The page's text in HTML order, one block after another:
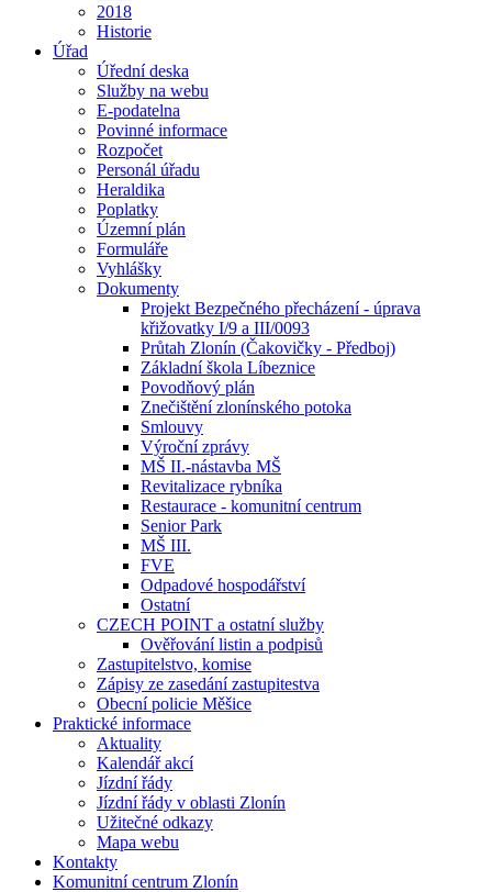
2018
Historie
Úřad
Úřední deska
Služby na webu
E-podatelna
Povinné informace
Rozpočet
Personál úřadu
Heraldika
Poplatky
Územní plán
Formuláře
Vyhlášky
Dokumenty
Projekt Bezpečného přecházení - úprava
křižovatky I/9 a III/0093
Průtah Zlonín (Čakovičky - Předboj)
Základní škola Líbeznice
Povodňový plán
Znečištění zlonínského potoka
Smlouvy
Výroční zprávy
MŠ II.-nástavba MŠ
Revitalizace rybníka
Restaurace - komunitní centrum
Senior Park
MŠ III.
FVE
Odpadové hospodářství
Ostatní
CZECH POINT a ostatní služby
Ověřování listin a podpisů
Zastupitelstvo, komise
Zápisy ze zasedání zastupitestva
Obecní policie Měšice
Praktické informace
Aktuality
Kalendář akcí
Jízdní řády
Jízdní řády v oblasti Zlonín
Užitečné odkazy
Mapa webu
Kontakty
Komunitní centrum Zlonín